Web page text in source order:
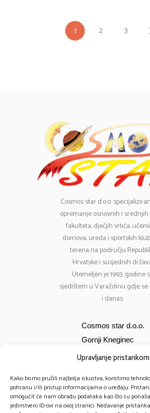
Upravljanje pristankom
Kako bismo pružili najbolja iskustva, koristimo
pohranu i/ili pristup informacijama o uređaju.
omogućit će nam obradu podataka kao što su
jedinstveni ID-ovi na ovoj stranici. Nedavanje
1 2 3
Cosmosstar d.o.o.
opremanje osnovnih i srednjih
fakulteta, dječjih vrtića,
domova, ureda i sportskih
terena na području
Hrvatske i susjednih
Utemeljen je 1993. godine
sjedištem u Varaždinu gdje se
i danas.
Cosmos star d.o.o.
Gornji Kneginec
Bana Jelačića 12
Tel: 098 284 634
091 430 1093